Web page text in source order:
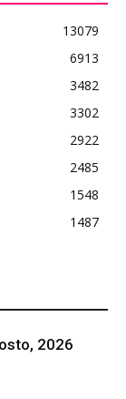
13079
6913
3482
3302
2922
2485
1548
1487
2026